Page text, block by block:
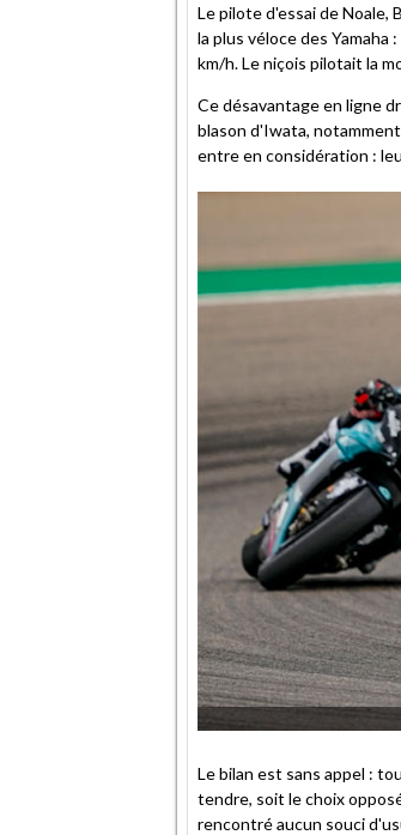
Le pilote d'essai de Noale,
la plus véloce des
km/h. Le niçois pilotait la
Ce désavantage en ligne
blason d'Iwata,
entre en considération :
Le bilan est sans appel :
tendre, soit le choix
rencontré aucun souci